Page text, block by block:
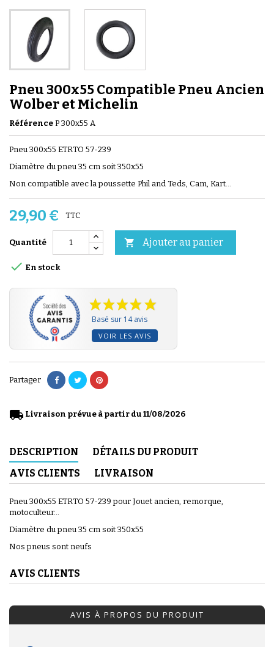
Pneu 300x55 Compatible Pneu Ancien
Wolber et Michelin
Référence P 300x55 A
Pneu 300x55 ETRTO 57-239
Diamètre du pneu 35 cm soit 350x55
Non compatible avec la poussette Phil and Teds, Cam, Kart...
29,90 € TTC
Quantité  Ajouter au panier
 En stock
Basé sur 14 avis
VOIR LES AVIS
Partager
local_shipping Livraison prévue à partir du 11/08/2026
DESCRIPTION
DÉTAILS DU PRODUIT
AVIS CLIENTS
LIVRAISON
Pneu 300x55 ETRTO 57-239 pour Jouet ancien, remorque,
motoculteur...
Diamètre du pneu 35 cm soit 350x55
Nos pneus sont neufs
AVIS CLIENTS
AVIS À PROPOS DU PRODUIT